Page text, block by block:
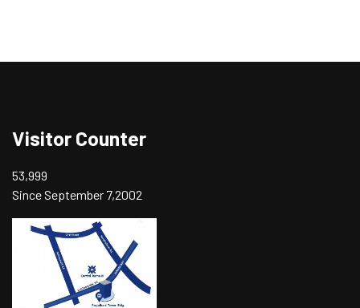
Visitor Counter
53,999
Since September 7,2002